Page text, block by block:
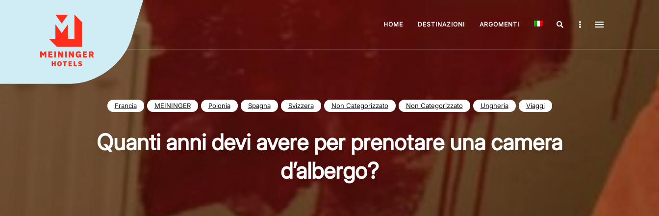
HOME DESTINAZIONI ARGOMENTI
SearchSidebar
Francia MEININGER Polonia Spagna Svizzera Non Categorizzato Non Categorizzato Ungheria Viaggi
Quanti anni devi avere per prenotare una camera
d’albergo?